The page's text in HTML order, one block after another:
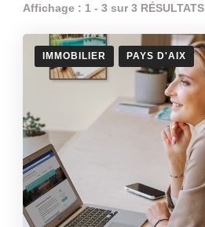
Affichage : 1 - 3 sur 3 RÉSULTATS
IMMOBILIER PAYS D'AIX